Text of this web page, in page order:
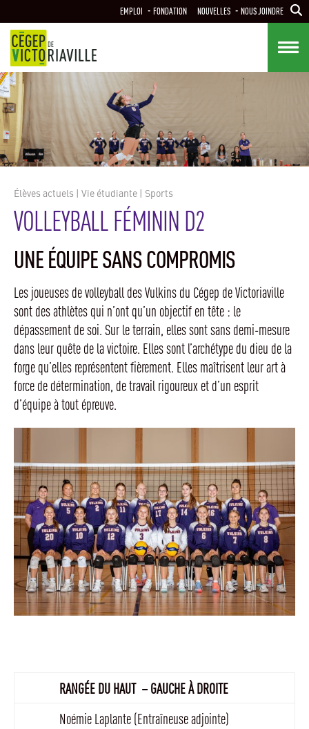
au
contenu
principal
EMPLOI FONDATION NOUVELLES NOUS JOINDRE
Élèves actuels | Vie étudiante | Sports
VOLLEYBALL FÉMININ D2
UNE ÉQUIPE SANS COMPROMIS
Les joueuses de volleyball des Vulkins du Cégep de Victoriaville
sont des athlètes qui n’ont qu’un objectif en tête : le
dépassement de soi. Sur le terrain, elles sont sans demi-mesure
dans leur quête de la victoire. Elles sont l’archétype du dieu de la
forge qu’elles représentent fièrement. Elles maîtrisent leur art à
force de détermination, de travail rigoureux et d’un esprit
d’équipe à tout épreuve.
RANGÉE DU HAUT – GAUCHE À DROITE
Noémie Laplante (Entraîneuse adjointe)